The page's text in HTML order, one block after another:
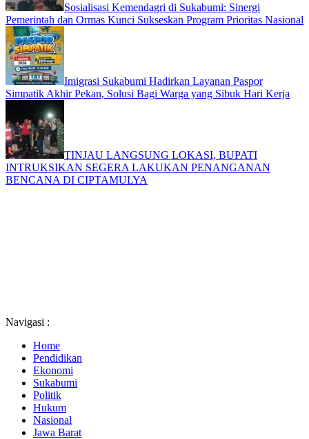
Sosialisasi Kemendagri di Sukabumi: Sinergi
Pemerintah dan Ormas Kunci Sukseskan Program Prioritas Nasional
Imigrasi Sukabumi Hadirkan Layanan Paspor
Simpatik Akhir Pekan, Solusi Bagi Warga yang Sibuk Hari Kerja
TINJAU LANGSUNG LOKASI, BUPATI
INTRUKSIKAN SEGERA LAKUKAN PENANGANAN
BENCANA DI CIPTAMULYA
Navigasi :
Home
Pendidikan
Ekonomi
Sukabumi
Politik
Hukum
Nasional
Jawa Barat